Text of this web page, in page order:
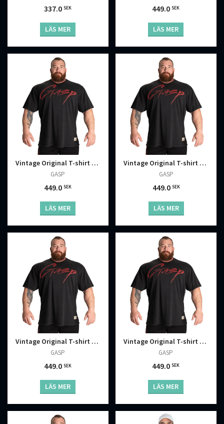
337.0SEK
LÄS MER
449.0SEK
LÄS MER
Vintage Original T-shirt Tvättad Svart Röd
GASP
449.0SEK
LÄS MER
Vintage Original T-shirt Tvättad Svart Röd
GASP
449.0 SEK
LÄS MER
Vintage Original T-shirt Tvättad Svart Röd
GASP
449.0SEK
LÄS MER
Vintage Original T-shirt Tvättad Svart Röd
GASP
449.0SEK
LÄS MER